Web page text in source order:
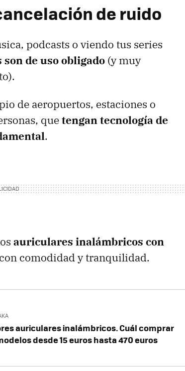
de ruido
podcasts o viendo tus series
de uso obligado (y muy
de aeropuertos, estaciones o
quetengan tecnología de
.
auriculares inalámbricos con
comodidad y tranquilidad.
auriculares inalámbricos. Cuál comprar
desde 15 euros hasta 470 euros